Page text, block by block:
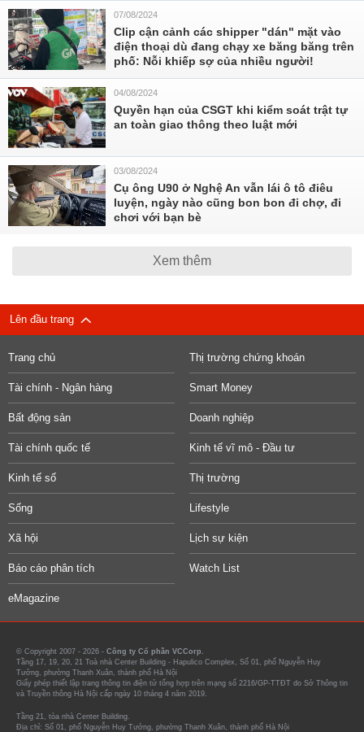
07/08/2024
Clip cận cảnh các shipper "dán" mặt vào
điện thoại dù đang chạy xe băng băng trên
phố: Nỗi khiếp sợ của nhiều người!
04/08/2024
Quyền hạn của CSGT khi kiểm soát trật tự
an toàn giao thông theo luật mới
03/08/2024
Cụ ông U90 ở Nghệ An vẫn lái ô tô điêu
luyện, ngày nào cũng bon bon đi chợ, đi
chơi với bạn bè
Xem thêm
Lên đầu trang
Trang chủ Thị trường chứng khoán
Tài chính - Ngân hàng Smart Money
Bất động sản Doanh nghiệp
Tài chính quốc tế Kinh tế vĩ mô - Đầu tư
Kinh tế số Thị trường
Sống Lifestyle
Xã hội Lịch sự kiện
Báo cáo phân tích Watch List
eMagazine
© Copyright 2007 - 2026 - Công ty Cổ phần VCCorp.
Tầng 17, 19, 20, 21 Toà nhà Center Building - Hapulico Complex, Số 01, phố Nguyễn Huy
Tưởng, phường Thanh Xuân, thành phố Hà Nội
Giấy phép thiết lập trang thông tin điện tử tổng hợp trên mạng số 2216/GP-TTĐT do Sở Thông tin
và Truyền thông Hà Nội cấp ngày 10 tháng 4 năm 2019.
Tầng 21, tòa nhà Center Building.
Địa chỉ: Số 01, phố Nguyễn Huy Tưởng, phường Thanh Xuân, thành phố Hà Nội